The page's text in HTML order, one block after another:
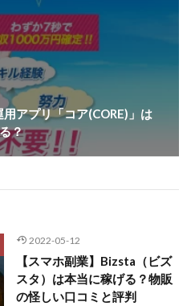
アプリ「コア(CORE)」は
？
2022-05-12
【スマホ副業】Bizsta（ビズ
スタ）は本当に稼げる？物販
の怪しい口コミと評判